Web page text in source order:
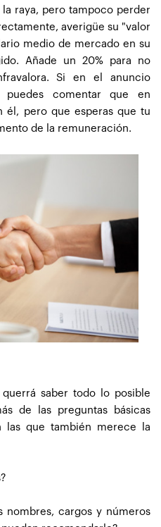
raya, pero tampoco perder
averigüe su "valor
medio de mercado en su
Añade un 20% para no
Si en el anuncio
comentar que en
él, pero que esperas que tu
de la remuneración.
saber todo lo posible
de las preguntas básicas
las que también merece la
nombres, cargos y números